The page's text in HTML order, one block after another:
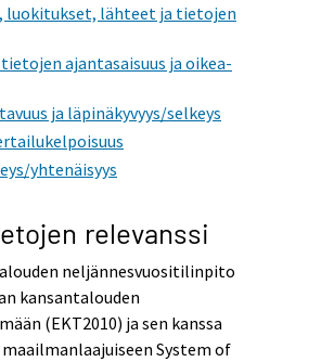
luokitukset, lähteet ja tietojen
ajantasaisuus ja oikea-
ja läpinäkyvyys/selkeys
yhtenäisyys
relevanssi
neljännesvuositilinpito
kansantalouden
(EKT2010) ja sen kanssa
System of